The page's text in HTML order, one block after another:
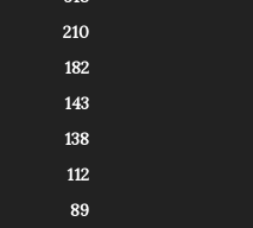
210
182
143
138
112
89